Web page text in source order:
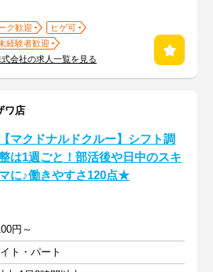
ク歓迎
ヒゲ可
経験者歓迎
会社の求人一覧を見る
ワ店
【マクドナルドクルー】シフト調
は1週ごと！部活後や日中のスキ
マに♪働きやすさ120点★
円～
ト・パート